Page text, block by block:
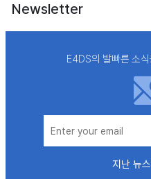
Newsletter
E4DS의 발빠른 소
지난 뉴